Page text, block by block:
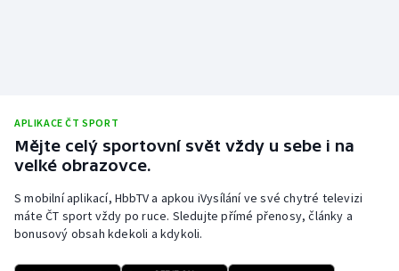
APLIKACE ČT SPORT
Mějte celý sportovní svět vždy u sebe i na
velké obrazovce.
S mobilní aplikací, HbbTV a apkou iVysílání ve své chytré televizi
máte ČT sport vždy po ruce. Sledujte přímé přenosy, články a
bonusový obsah kdekoli a kdykoli.